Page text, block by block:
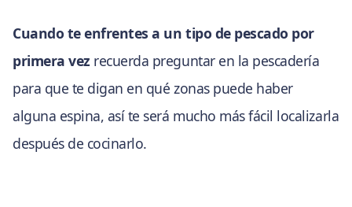
Cuando te enfrentes a un tipo de pescado por
primera vez recuerda preguntar en la pescadería
para que te digan en qué zonas puede haber
alguna espina, así te será mucho más fácil localizarla
después de cocinarlo.